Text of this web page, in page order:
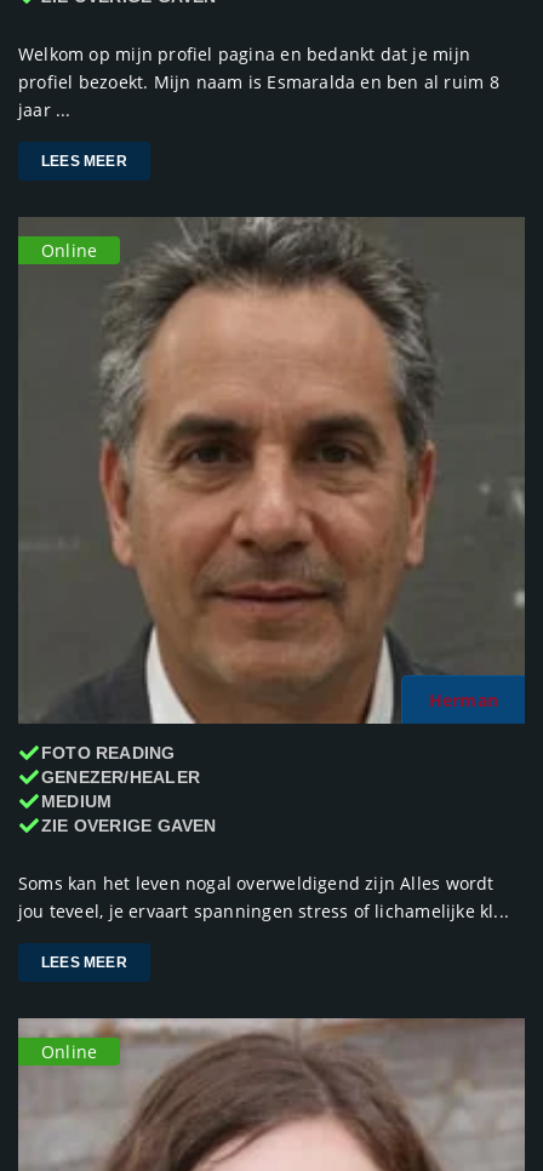
Welkom op mijn profiel pagina en bedankt dat je mijn
profiel bezoekt. Mijn naam is Esmaralda en ben al ruim 8
jaar ...
LEES MEER
Online
Herman
FOTO READING
GENEZER/HEALER
MEDIUM
ZIE OVERIGE GAVEN
Soms kan het leven nogal overweldigend zijn Alles wordt
jou teveel, je ervaart spanningen stress of lichamelijke kl...
LEES MEER
Online